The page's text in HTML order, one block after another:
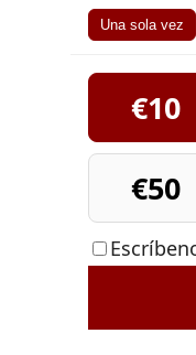
Una sola vez
€10
€50